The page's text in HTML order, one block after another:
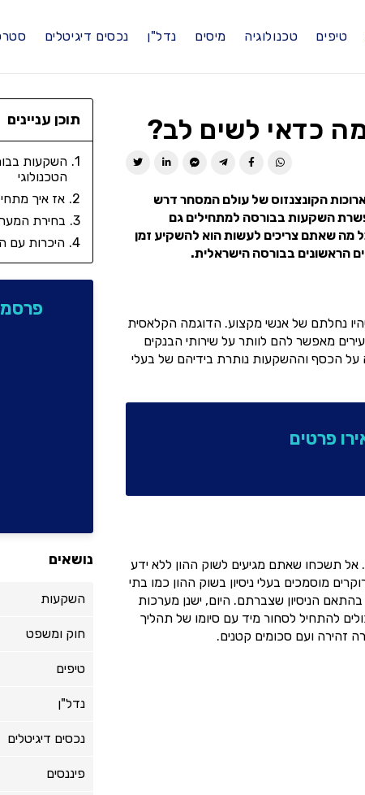
טיפים טכנולוגיה מיסים נדל"ן נכסים דיגיטלים
כדאי לשים לב?
הקונצנזוס של עולם המסחר דרש
השקעות בבורסה למתחילים גם
מה שאתם צריכים לעשות הוא להשקיע זמן
הראשונים בבורסה הישראלית.
נחלתם של אנשי מקצוע. הדוגמה הקלאסית
מאפשר להם לוותר על שירותי הבנקים
הכסף וההשקעות נותרת בידיהם של בעלי
פרטים
תשכחו שאתם מגיעים לשוק ההון ללא ידע
מוסמכים בעלי ניסיון בשוק ההון כמו בתי
הניסיון שצברתם. היום, ישנן מערכות
להתחיל לסחור מיד עם סיומו של תהליך
זהירה ועם סכומים קטנים.
תוכן עניינים
השקעות
הטכנולוגי
אז איך
בחירת
היכרות עם
נושאים
השקעות
חוק ומשפט
טיפים
נדל"ן
נכסים דיגיטלים
פיננסים